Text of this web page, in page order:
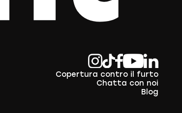
Copertura contro il furto
Chatta con noi
Blog